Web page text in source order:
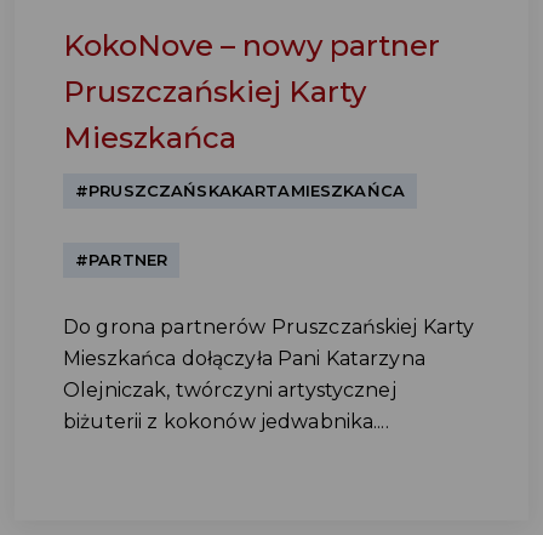
KokoNove – nowy partner
Pruszczańskiej Karty
Mieszkańca
#PRUSZCZAŃSKAKARTAMIESZKAŃCA
#PARTNER
Do grona partnerów Pruszczańskiej Karty
Mieszkańca dołączyła Pani Katarzyna
Olejniczak, twórczyni artystycznej
biżuterii z kokonów jedwabnika....